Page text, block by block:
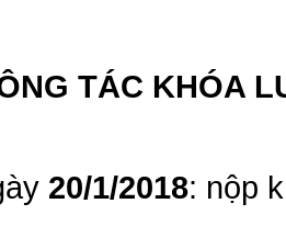
TÁC KHÓA
20/1/2018: nộp